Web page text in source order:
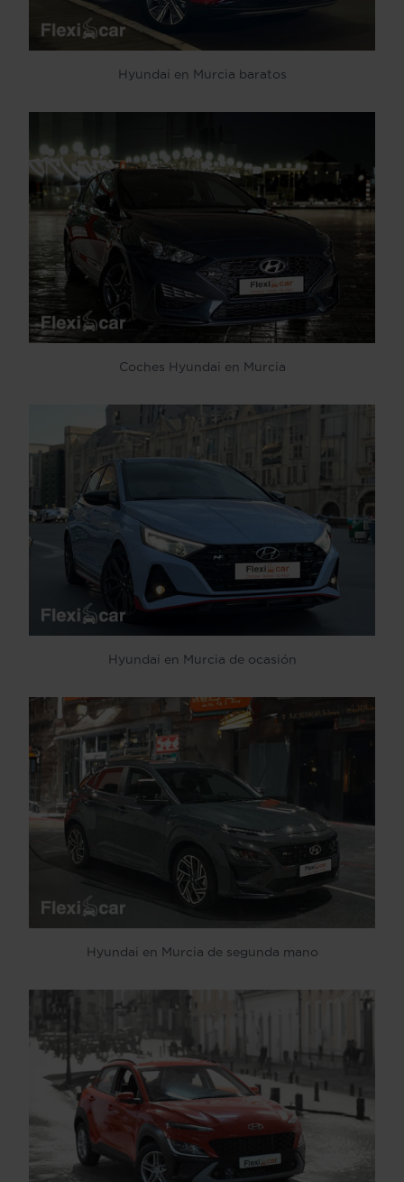
Hyundai en Murcia baratos
Coches Hyundai en Murcia
Hyundai en Murcia de ocasión
Hyundai en Murcia de segunda mano